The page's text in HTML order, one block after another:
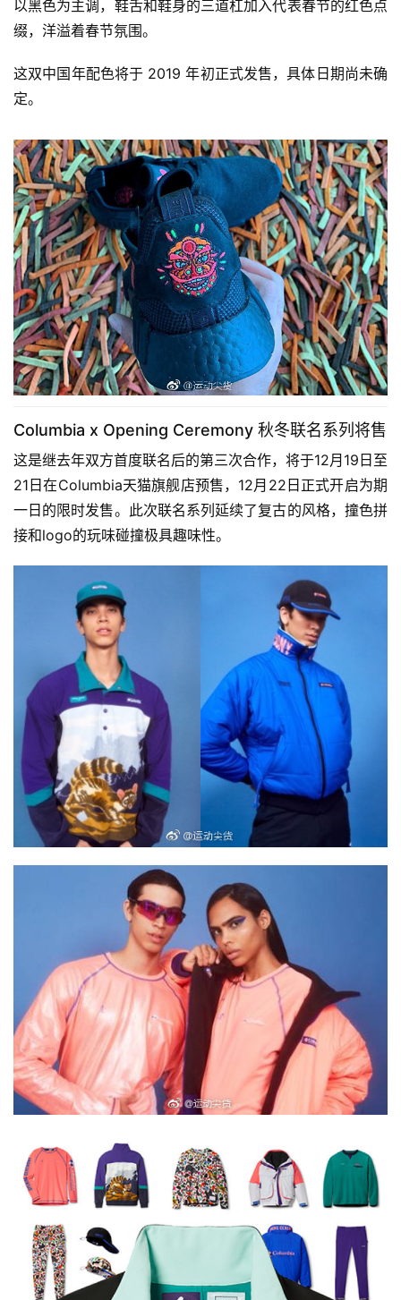
以黑色为主调，鞋舌和鞋身的三道杠加入代表春节的红色点
缀，洋溢着春节氛围。
这双中国年配色将于 2019 年初正式发售，具体日期尚未确
定。
Columbia x Opening Ceremony 秋冬联名系列将售
这是继去年双方首度联名后的第三次合作，将于12月19日至
21日在Columbia天猫旗舰店预售，12月22日正式开启为期
一日的限时发售。此次联名系列延续了复古的风格，撞色拼
接和logo的玩味碰撞极具趣味性。